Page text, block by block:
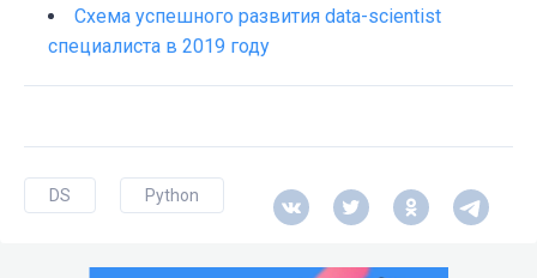
Схема успешного развития data-scientist
специалиста в 2019 году
DS Python